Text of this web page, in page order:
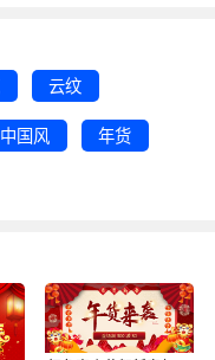
云纹
中国风 年货